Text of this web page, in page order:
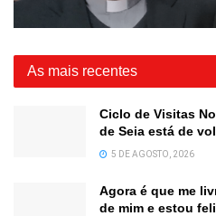
As mais recentes
Ciclo de Visitas
de Seia está de
5 DE AGOSTO, 2026
Agora é que me
de mim e estou